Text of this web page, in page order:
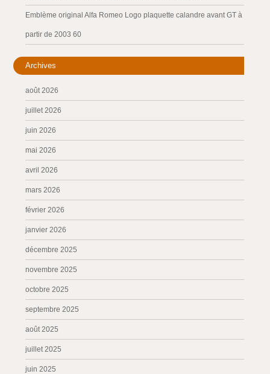
Emblème original Alfa Romeo Logo plaquette calandre avant GT à
partir de 2003 60
Archives
août 2026
juillet 2026
juin 2026
mai 2026
avril 2026
mars 2026
février 2026
janvier 2026
décembre 2025
novembre 2025
octobre 2025
septembre 2025
août 2025
juillet 2025
juin 2025